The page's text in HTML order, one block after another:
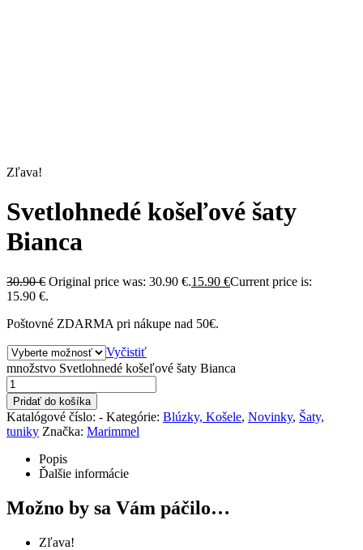
Zľava!
Svetlohnedé košeľové šaty
Bianca
30.90€ Original price was: 30.90 €.15.90 €Current price is:
15.90 €.
Poštovné ZDARMA pri nákupe nad 50€.
Vyčistiť
množstvo Svetlohnedé košeľové šaty Bianca
Pridať do košíka
Katalógové číslo: - Kategórie: Blúzky, Košele, Novinky, Šaty,
tuniky Značka: Marimmel
Popis
Ďalšie informácie
Možno by sa Vám páčilo…
Zľava!